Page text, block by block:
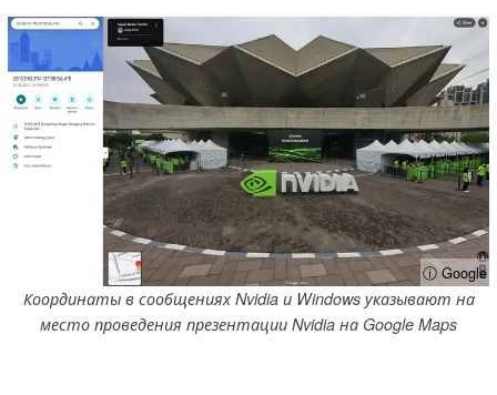
ⓘ Google
Координаты в сообщениях Nvidia и Windows указывают на
место проведения презентации Nvidia на Google Maps